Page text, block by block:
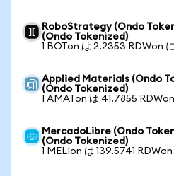
RoboStrategy (Ondo
(Ondo Tokenized)
1 BOTon は 2.2353 RDWon
Applied Materials (Ondo
(Ondo Tokenized)
1 AMATon は 41.7855
MercadoLibre (Ondo
(Ondo Tokenized)
1 MELIon は 139.5741